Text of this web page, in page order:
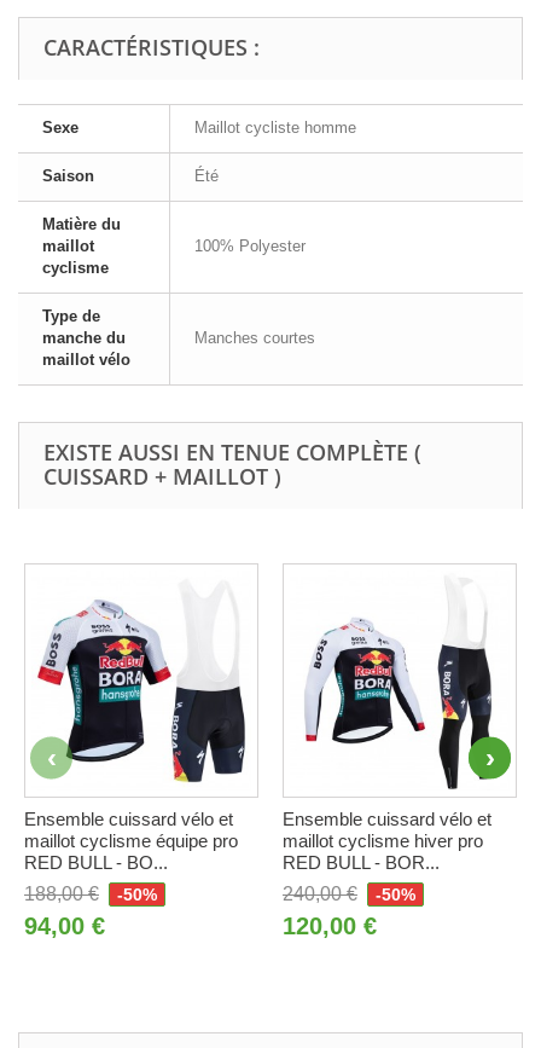
CARACTÉRISTIQUES :
Sexe Maillot cycliste homme
Saison Été
Matière du
maillot
cyclisme
100% Polyester
Type de
manche du
maillot vélo
Manches courtes
EXISTE AUSSI EN TENUE COMPLÈTE (
CUISSARD + MAILLOT )
Ensemble cuissard vélo et
maillot cyclisme équipe pro
RED BULL - BO...
188,00 €
-50%
94,00 €
Ensemble cuissard vélo et
maillot cyclisme hiver pro
RED BULL - BOR...
240,00 €
-50%
120,00 €